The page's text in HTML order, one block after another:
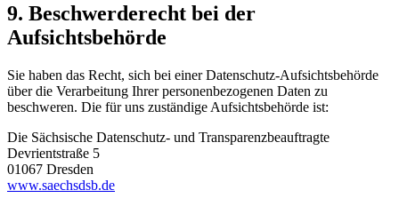
9. Beschwerderecht bei der
Aufsichtsbehörde
Sie haben das Recht, sich bei einer Datenschutz-Aufsichtsbehörde
über die Verarbeitung Ihrer personenbezogenen Daten zu
beschweren. Die für uns zuständige Aufsichtsbehörde ist:
Die Sächsische Datenschutz- und Transparenzbeauftragte
Devrientstraße 5
01067 Dresden
www.saechsdsb.de